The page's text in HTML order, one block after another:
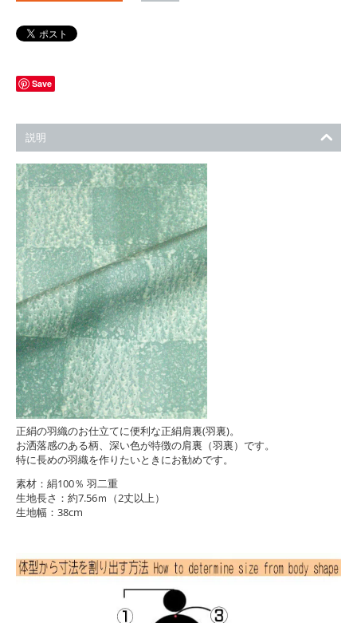
Save
説明
正絹の羽織のお仕立てに便利な正絹肩裏(羽裏)。
お洒落感のある柄、深い色が特徴の肩裏（羽裏）です。
特に長めの羽織を作りたいときにお勧めです。
素材：絹100％ 羽二重
生地長さ：約7.56ｍ（2丈以上）
生地幅：38cm